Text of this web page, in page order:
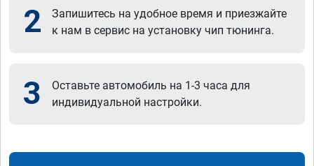
2
Запишитесь на удобное время и приезжайте
к нам в сервис на установку чип тюнинга.
3
Оставьте автомобиль на 1-3 часа для
индивидуальной настройки.